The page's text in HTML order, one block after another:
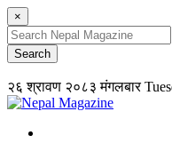
×
२६ श्रावण २०८३ मंगलबार